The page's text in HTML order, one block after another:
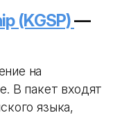
(KGSP)—
на
В пакет входят
языка,